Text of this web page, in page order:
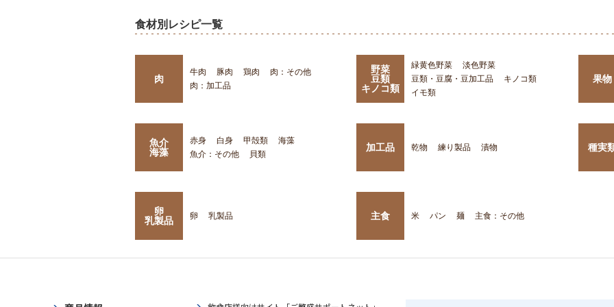
食材別レシピ一覧
肉
牛肉 豚肉 鶏肉
肉：その他
肉：加工品
野菜
豆類
キノコ類
緑黄色野菜
淡色野菜
豆類・豆腐・豆加工品
キノコ類
イモ類
果物
魚介
海藻
赤身 白身 甲殻類
海藻
魚介：その他
貝類
加工品 乾物 練り製品 漬物 種実
卵
乳製品
卵 乳製品 主食 米 パン 麺 主食：その他